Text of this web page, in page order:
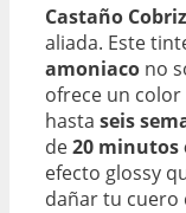
Castaño
aliada. Este
amoniaco no
ofrece un
hasta seis
de20 minutos
efecto glossy
dañar tu cuero